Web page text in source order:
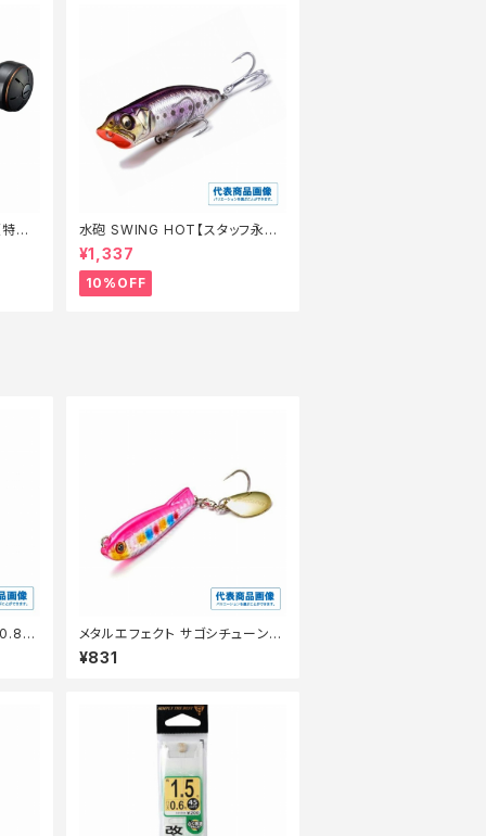
価
水砲 SWING HOT【スタッフ永徳
夏のチニングオススメルアー】
¥1,337
10%OFF
メタルエフェクト サゴシチューン 4
0g
¥831